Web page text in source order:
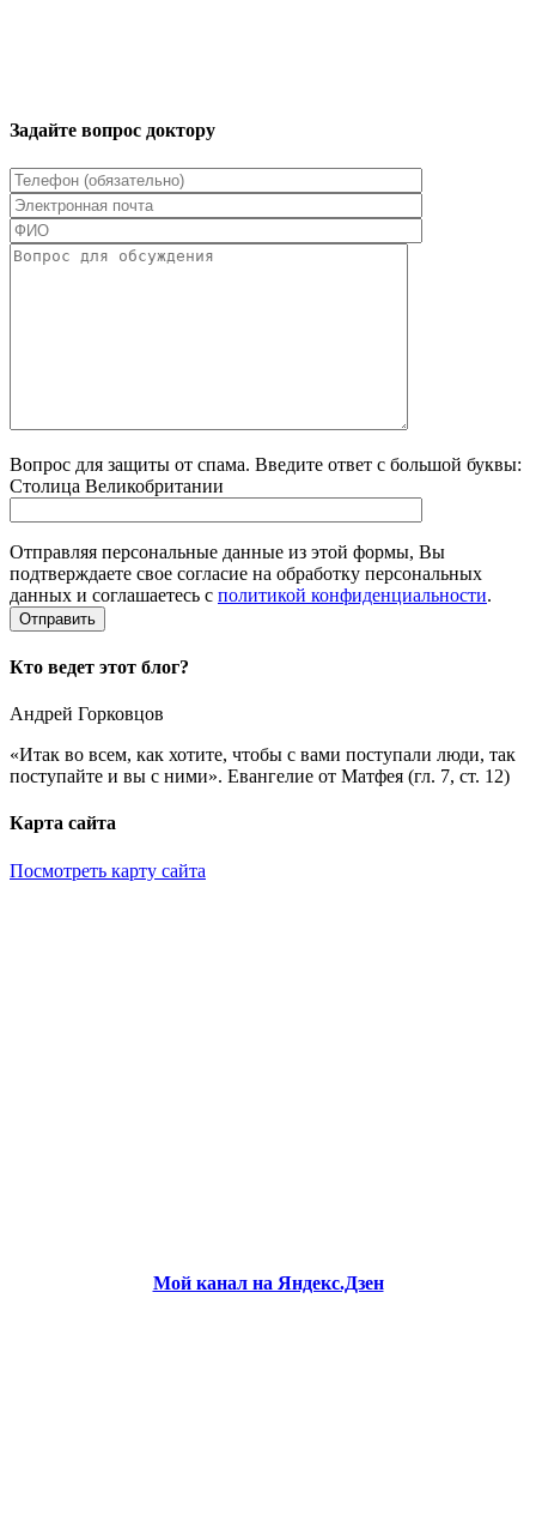
Задайте вопрос доктору
Вопрос для защиты от спама. Введите ответ с большой буквы:
Столица Великобритании
Отправляя персональные данные из этой формы, Вы
подтверждаете свое согласие на обработку персональных
данных и соглашаетесь с политикой конфиденциальности.
Кто ведет этот блог?
Андрей Горковцов
«Итак во всем, как хотите, чтобы с вами поступали люди, так
поступайте и вы с ними». Евангелие от Матфея (гл. 7, ст. 12)
Карта сайта
Посмотреть карту сайта
Мой канал на Яндекс.Дзен